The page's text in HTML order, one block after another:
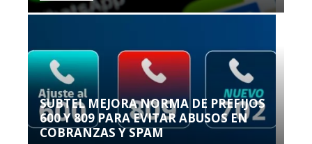
SUBTEL MEJORA NORMA DE PREFIJOS
600 Y 809 PARA EVITAR ABUSOS EN
COBRANZAS Y SPAM